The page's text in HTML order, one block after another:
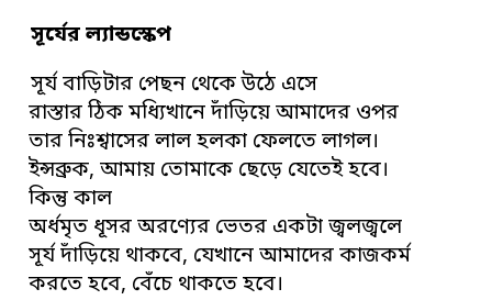
সূর্যের ল্যান্ডস্কেপ
সূর্য বাড়িটার পেছন থেকে উঠে এসে
রাস্তার ঠিক মধ্যিখানে দাঁড়িয়ে আমাদের ওপর
তার নিঃশ্বাসের লাল হলকা ফেলতে লাগল।
ইন্সব্রুক, আমায় তোমাকে ছেড়ে যেতেই হবে।
কিন্তু কাল
অর্ধমৃত ধূসর অরণ্যের ভেতর একটা জ্বলজ্বলে
সূর্য দাঁড়িয়ে থাকবে, যেখানে আমাদের কাজকর্ম
করতে হবে, বেঁচে থাকতে হবে।